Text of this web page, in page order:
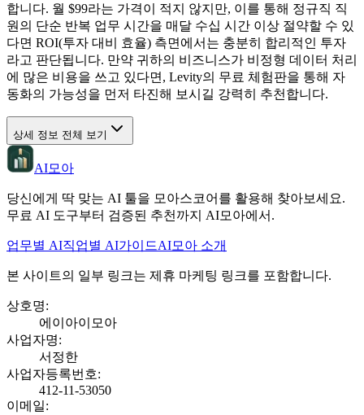
합니다. 월 $99라는 가격이 적지 않지만, 이를 통해 정규직 직
원의 단순 반복 업무 시간을 매달 수십 시간 이상 절약할 수 있
다면 ROI(투자 대비 효율) 측면에서는 충분히 합리적인 투자
라고 판단됩니다. 만약 귀하의 비즈니스가 비정형 데이터 처리
에 많은 비용을 쓰고 있다면, Levity의 무료 체험판을 통해 자
동화의 가능성을 먼저 타진해 보시길 강력히 추천합니다.
상세 정보 전체 보기
AI모아
당신에게 딱 맞는 AI 툴을 모아스코어를 활용해 찾아보세요.
무료 AI 도구부터 검증된 추천까지 AI모아에서.
업무별 AI직업별 AI가이드AI모아 소개
본 사이트의 일부 링크는 제휴 마케팅 링크를 포함합니다.
상호명:
에이아이모아
사업자명:
서정한
사업자등록번호:
412-11-53050
이메일: